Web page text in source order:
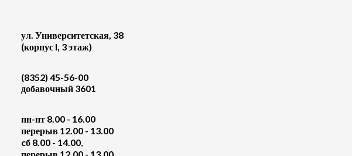
ул. Университетская, 38
(корпус I, 3 этаж)
(8352) 45-56-00
добавочный 3601
пн-пт 8.00 - 16.00
перерыв 12.00 - 13.00
cб 8.00 - 14.00
перерыв 12.00 - 13.00